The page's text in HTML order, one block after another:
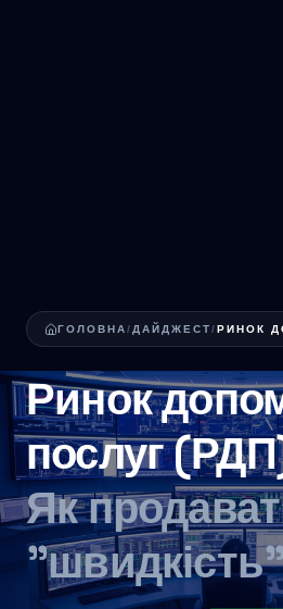
ГОЛОВНА/ДАЙДЖЕСТ/
Ринок
послуг
Як
"швидкість"